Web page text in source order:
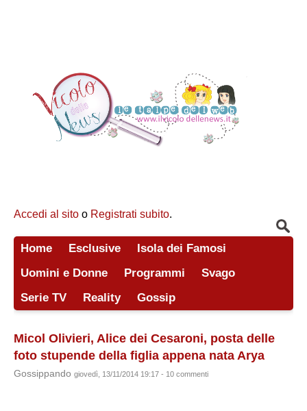
Accedi al sito o Registrati subito.
Home Esclusive
Isola dei Famosi
Uomini e Donne
Programmi
Svago
Serie TV
Reality Gossip
Micol Olivieri, Alice dei Cesaroni, posta delle
foto stupende della figlia appena nata Arya
Gossippando giovedì, 13/11/2014 19:17 - 10 commenti